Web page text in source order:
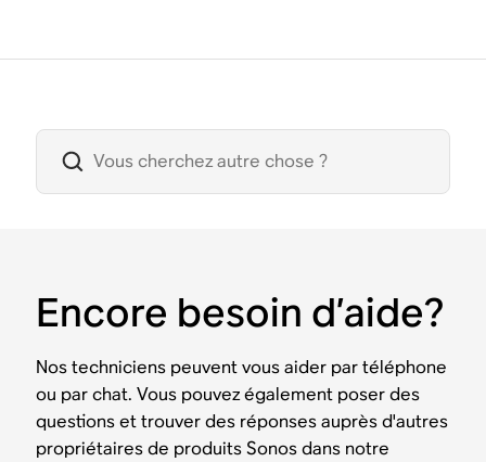
Encore besoin d’aide?
Nos techniciens peuvent vous aider par téléphone
ou par chat. Vous pouvez également poser des
questions et trouver des réponses auprès d'autres
propriétaires de produits Sonos dans notre